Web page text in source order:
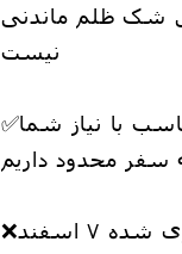
شک ظلم ماندنی
نیست
با نیاز شما
سفر محدود داریم
❌سفر گروهی از قبل برنامه ریزی شده ٧ اسفند